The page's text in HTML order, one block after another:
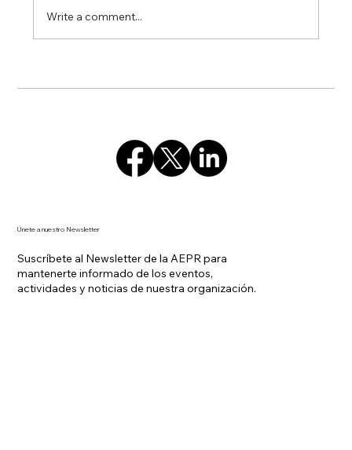
1183, el cual propone cambios significativos
Write a comment...
Únete a nuestro Newsletter
Suscríbete al Newsletter de la AEPR para
mantenerte informado de los eventos,
actividades y noticias de nuestra organización.